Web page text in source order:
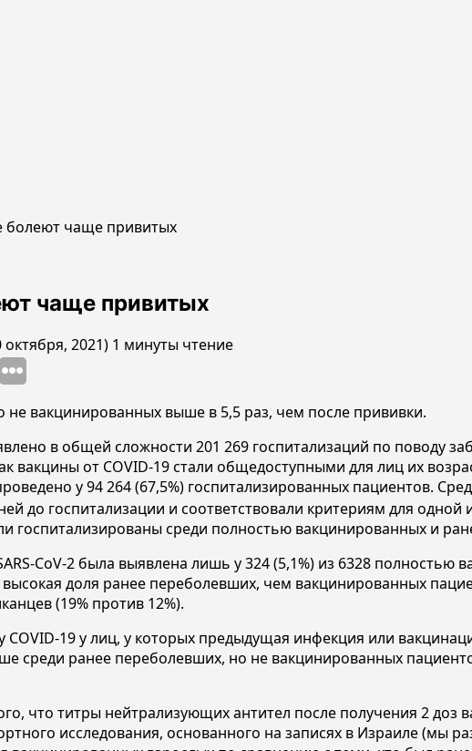
болеют чаще привитых
чаще привитых
2021) 1 минуты чтение
вакцинированных выше в 5,5 раз, чем после прививки.
в общей сложности 201 269 госпитализаций по поводу
вакцины от COVID-19 стали общедоступными для лиц их
у 94 264 (67,5%) госпитализированных пациентов.
до госпитализации и соответствовали критериям для
госпитализированы среди полностью вакцинированных и
CoV-2 была выявлена лишь у 324 (5,1%) из 6328 полностью
доля ранее переболевших, чем вакцинированных
(19% против 12%).
COVID-19 у лиц, у которых предыдущая инфекция или
среди ранее переболевших, но не вакцинированных
что титры нейтрализующих антител после получения 2
исследования, основанного на записях в Израиле (мы